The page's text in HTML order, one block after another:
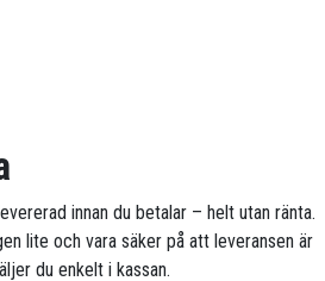
innan du betalar – helt utan ränta.
lite och vara säker på att leveransen är
du enkelt i kassan.